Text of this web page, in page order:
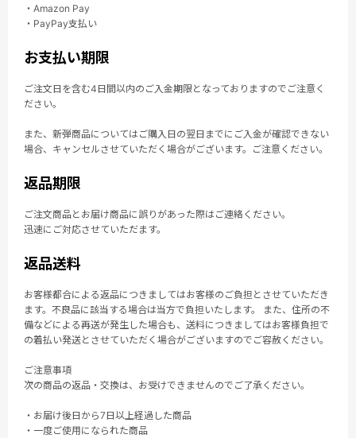
・Amazon Pay
・PayPay支払い
お支払い期限
ご注文日を含む4日間以内のご入金期限となっておりますのでご注意く
ださい。
また、新弾商品についてはご購入日の翌日までにご入金が確認できない
場合、キャンセルさせていただく場合がございます。ご注意ください。
返品期限
ご注文商品とお届け商品に誤りがあった際はご連絡ください。
迅速にご対応させていただます。
返品送料
お客様都合による返品につきましてはお客様のご負担とさせていただき
ます。不良品に該当する場合は当方で負担いたします。 また、住所の不
備などによる再送が発生した場合も、送料につきましてはお客様負担で
の着払い発送とさせていただく場合がございますのでご容赦ください。
ご注意事項
次の商品の返品・交換は、お受けできませんのでご了承ください。
・お届け後日から7日以上経過した商品
・一度ご使用になられた商品